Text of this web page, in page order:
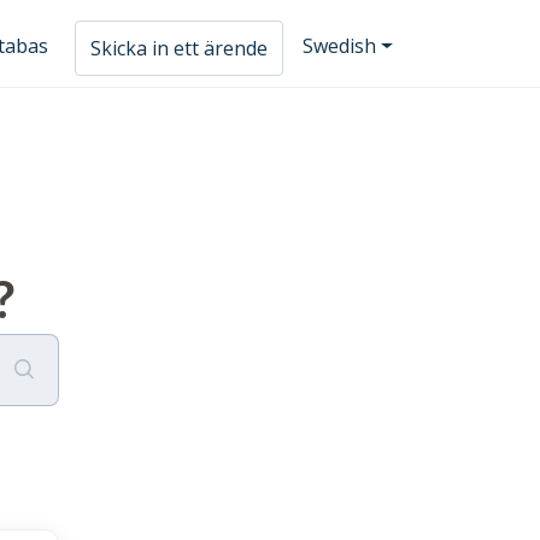
Skicka in ett ärende Swedish